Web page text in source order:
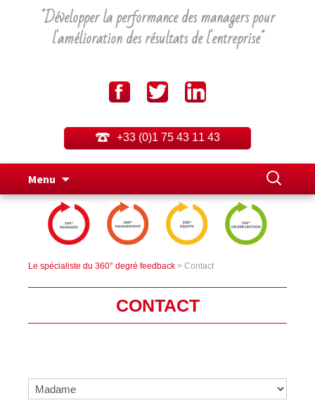
"Développer la performance des managers pour
l'amélioration des résultats de l'entreprise"
+33 (0)1 75 43 11 43
Menu
contenu
principal
Le spécialiste du 360° degré feedback > Contact
CONTACT